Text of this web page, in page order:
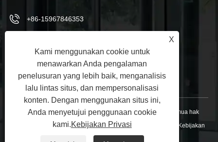
+86-15967846353
info@vezedoors.com
Di Taman Industri, Kota Hemudi, Kantor, China
Hak Cipta © 2024 Ningbo Veze Automatic Door Co., Ltd. Semua hak
dilindungi undang -undang.Links |Sitemap
Kebijakan
X
Kami menggunakan cookie untuk
menawarkan Anda pengalaman
penelusuran yang lebih baik, menganalisis
lalu lintas situs, dan mempersonalisasi
konten. Dengan menggunakan situs ini,
Anda menyetujui penggunaan cookie
kami.Kebijakan Privasi